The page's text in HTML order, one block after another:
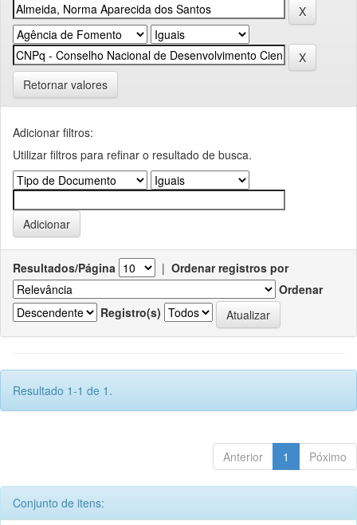
Retornar valores
Adicionar filtros:
Utilizar filtros para refinar o resultado de busca.
Resultados/Página | Ordenar registros por
Ordenar
Registro(s)
Resultado 1-1 de 1.
Anterior 1 Póximo
Conjunto de itens: